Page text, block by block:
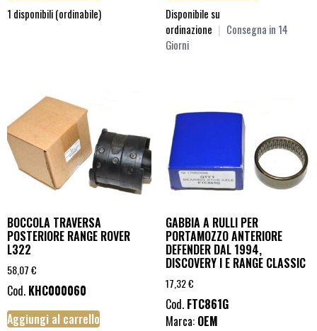
1 disponibili (ordinabile)
Disponibile su
ordinazione | Consegna in 14
Giorni
BOCCOLA TRAVERSA
POSTERIORE RANGE ROVER
L322
58,07€
Cod. KHC000060
Aggiungi al carrello
GABBIA A RULLI PER
PORTAMOZZO ANTERIORE
DEFENDER DAL 1994,
DISCOVERY I E RANGE CLASSIC
17,32€
Cod. FTC861G
Marca: OEM